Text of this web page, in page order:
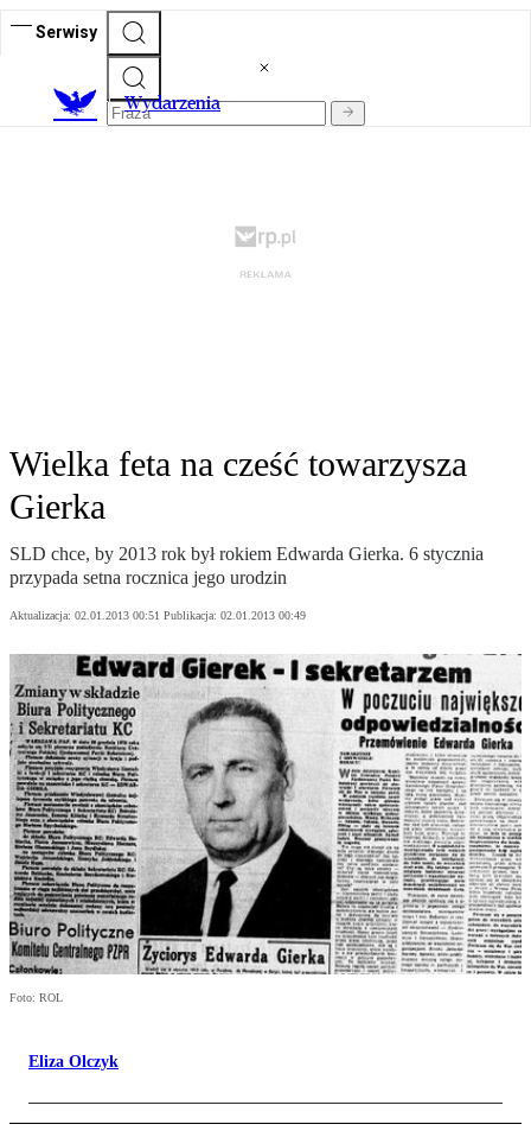
Serwisy
Wydarzenia
Wielka feta na cześć towarzysza
Gierka
SLD chce, by 2013 rok był rokiem Edwarda Gierka. 6 stycznia
przypada setna rocznica jego urodzin
Aktualizacja: 02.01.2013 00:51 Publikacja: 02.01.2013 00:49
Foto: ROL
Eliza Olczyk